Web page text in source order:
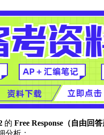
的 Free Response（自由回
分析：